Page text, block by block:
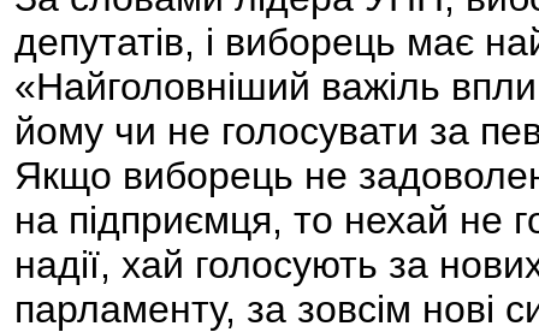
депутатів, і виборець має
«Найголовніший важіль
йому чи не голосувати за
Якщо виборець не
на підприємця, то нехай не
надії, хай голосують за
парламенту, за зовсім нові